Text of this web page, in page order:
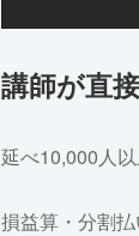
講師が直
延べ10,000人
損益算・分割